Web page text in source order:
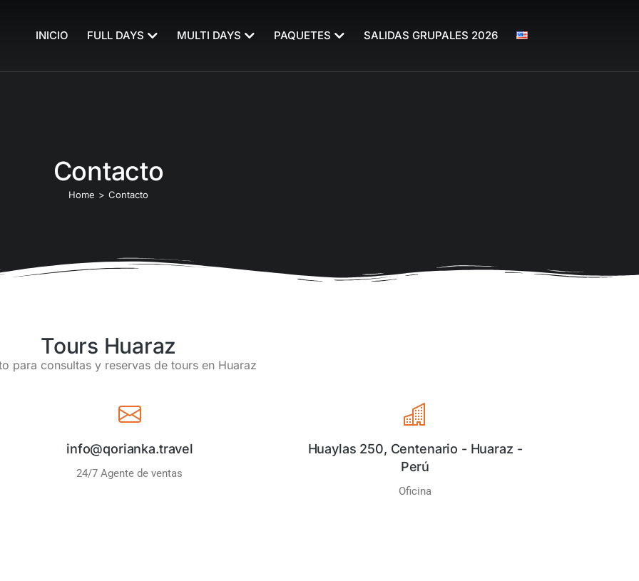
INICIO FULL DAYS MULTI DAYS PAQUETES SALIDAS GRUPALES 2026
Contacto
Home Contacto
Tours Huaraz
para consultas y reservas de tours en Huaraz
info@qorianka.travel
24/7 Agente de ventas
Huaylas 250, Centenario - Huaraz -
Perú
Oficina